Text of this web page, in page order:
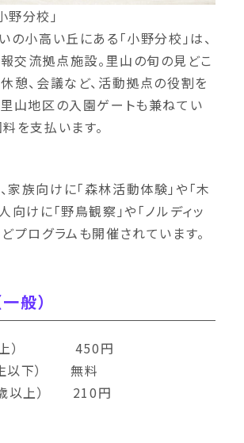
野分校」
小高い丘にある「小野分校」は、
交流拠点施設。里山の旬の見どこ
休憩、会議など、活動拠点の役割を
里山地区の入園ゲートも兼ねてい
を支払います。
家族向けに「森林活動体験」や「木
向けに「野鳥観察」や「ノルディッ
どプログラムも開催されています。
般）
以上） 450円
生以下） 無料
歳以上） 210円